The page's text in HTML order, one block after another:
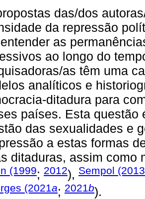
das/dos
da repressão
as
ao longo do
as têm uma
analíticos e
ditadura para
países. Esta questão
das sexualidades e
a estas formas
ditaduras, assim como
(1999; 2012), Sempol (2013
(2021a; 2021b).